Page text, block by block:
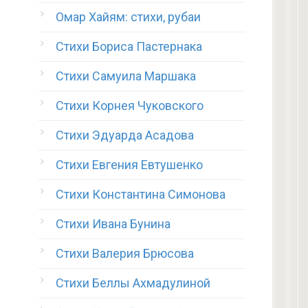
Омар Хайям: стихи, рубаи
Стихи Бориса Пастернака
Стихи Самуила Маршака
Стихи Корнея Чуковского
Стихи Эдуарда Асадова
Стихи Евгения Евтушенко
Стихи Константина Симонова
Стихи Ивана Бунина
Стихи Валерия Брюсова
Стихи Беллы Ахмадулиной